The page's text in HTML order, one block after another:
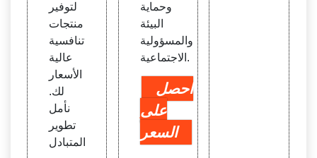
لتوفير
منتجات
تنافسية
عالية
الأسعار
لك.
نأمل
تطوير
المتبادل
وحماية
البيئة
والمسؤولية
الاجتماعية.
احصل
على
السعر